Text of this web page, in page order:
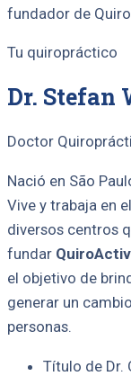
Tu quiropráctico
Dr. Stefan
Doctor
Nació en São
Vive y trabaja en
diversos centros
fundar
el objetivo de
generar un
personas.
Título de Dr.